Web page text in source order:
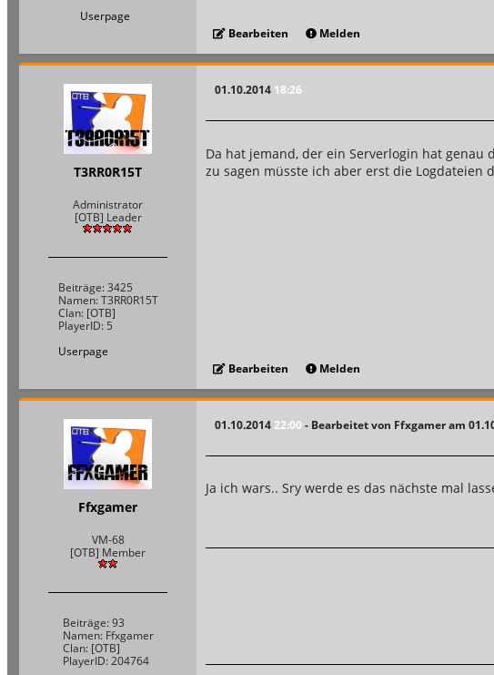
Userpage
Bearbeiten Melden
T3RR0R15T
Administrator
[OTB] Leader
Beiträge: 3425
Namen: T3RR0R15T
Clan: [OTB]
PlayerID: 5
Userpage
01.10.2014 18:26
Da hat jemand, der ein Serverlogin hat genau
zu sagen müsste ich aber erst die Logdateien
Bearbeiten Melden
Ffxgamer
VM-68
[OTB] Member
Beiträge: 93
Namen: Ffxgamer
Clan: [OTB]
PlayerID: 204764
01.10.2014 22:00 - Bearbeitet von Ffxgamer am
Ja ich wars.. Sry werde es das nächste mal